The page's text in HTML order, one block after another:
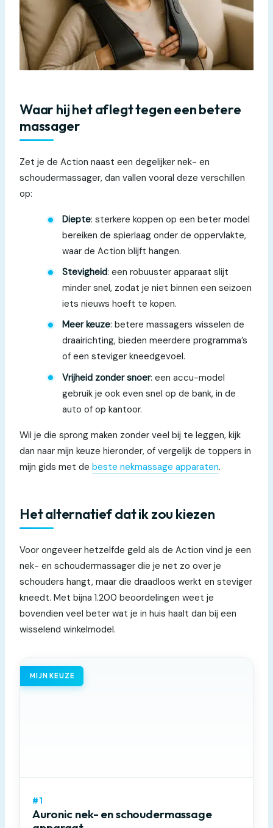
Waar hij het aflegt tegen een betere
massager
Zet je de Action naast een degelijker nek- en
schoudermassager, dan vallen vooral deze verschillen
op:
Diepte: sterkere koppen op een beter model
bereiken de spierlaag onder de oppervlakte,
waar de Action blijft hangen.
Stevigheid: een robuuster apparaat slijt
minder snel, zodat je niet binnen een seizoen
iets nieuws hoeft te kopen.
Meer keuze: betere massagers wisselen de
draairichting, bieden meerdere programma’s
of een steviger kneedgevoel.
Vrijheid zonder snoer: een accu-model
gebruik je ook even snel op de bank, in de
auto of op kantoor.
Wil je die sprong maken zonder veel bij te leggen, kijk
dan naar mijn keuze hieronder, of vergelijk de toppers in
mijn gids met de beste nekmassage apparaten.
Het alternatief dat ik zou kiezen
Voor ongeveer hetzelfde geld als de Action vind je een
nek- en schoudermassager die je net zo over je
schouders hangt, maar die draadloos werkt en steviger
kneedt. Met bijna 1.200 beoordelingen weet je
bovendien veel beter wat je in huis haalt dan bij een
wisselend winkelmodel.
MIJN KEUZE
#1
Auronic nek- en schoudermassage